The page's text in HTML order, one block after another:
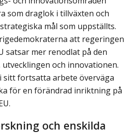
som draglok i tillväxten och
mål som uppställts.
att regeringen
satsar mer renodlat på den
och innovationen.
sitt fortsatta arbete överväga
för en förändrad inriktning på
och enskilda